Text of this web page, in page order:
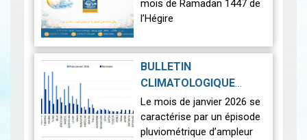
mois de Ramadan 1447 de
l’Hégire
Ci-dessous les calendriers
d’Imsak du mois de
Ramadan 1447 de l’Hégire.
tunisiennes ainsi que…
BULLETIN
CLIMATOLOGIQUE
PRÉLIMINAIRE DU
JANVIER 2026|
2026-02-13
Le mois de janvier 2026 se
caractérise par un épisode
pluviométrique d’ampleur